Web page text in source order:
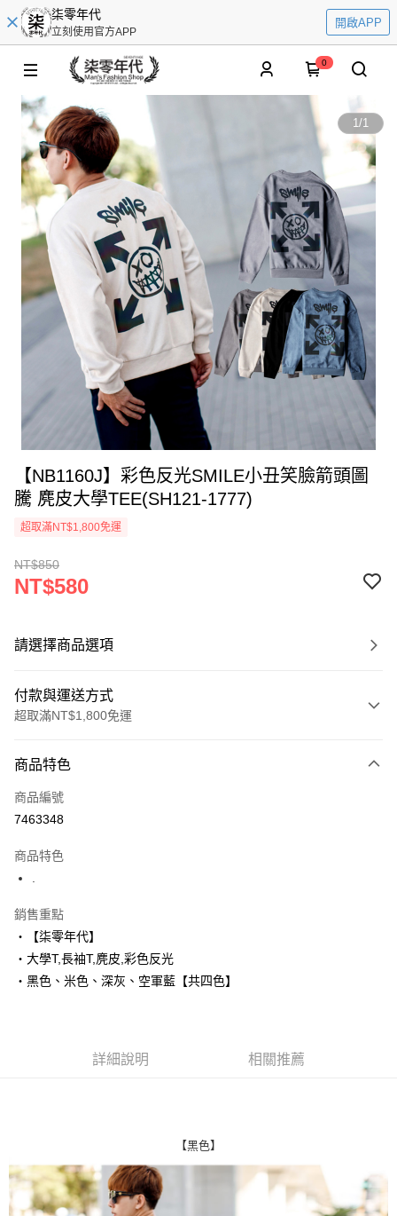
柒零年代
立刻使用官方APP
開啟APP
0
1/1
【NB1160J】彩色反光SMILE小丑笑臉箭頭圖
騰 麂皮大學TEE(SH121-1777)
超取滿NT$1,800免運
NT$850
NT$580
請選擇商品選項
付款與運送方式
超取滿NT$1,800免運
信用卡一次付款
超商取貨付款
街口支付
悠遊付
Google Pay
AFTEE先享後付是「在收到商品之後才付款」的支付方式。 讓您購物簡單
１．於結帳方式選擇「AFTEE先享後付」後，將跳轉至「AFTEE先享後付」
結帳頁面，進行簡訊認證並確認金額後，即可完成結帳。
２．訂單成立數日內，您將收到繳費通知簡訊。
先付款後全家取貨
商品特色
商品編號
7463348
商品特色
銷售重點
‧【柒零年代】
‧大學T,長袖T,麂皮,彩色反光
‧黑色、米色、深灰、空軍藍【共四色】
詳細說明 相關推薦
【黑色】